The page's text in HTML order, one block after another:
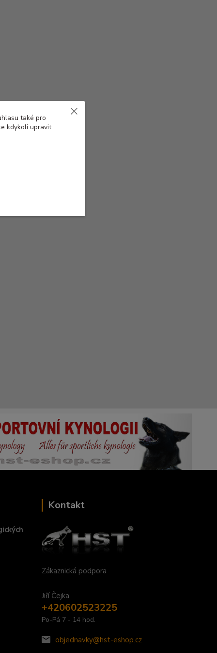
Kontakt
Zákaznická podpora
Jiří Čejka
+420602523225
Po-Pá 7 - 14 hod.
objednavky@hst-eshop.cz
také pro
kdykoli upravit